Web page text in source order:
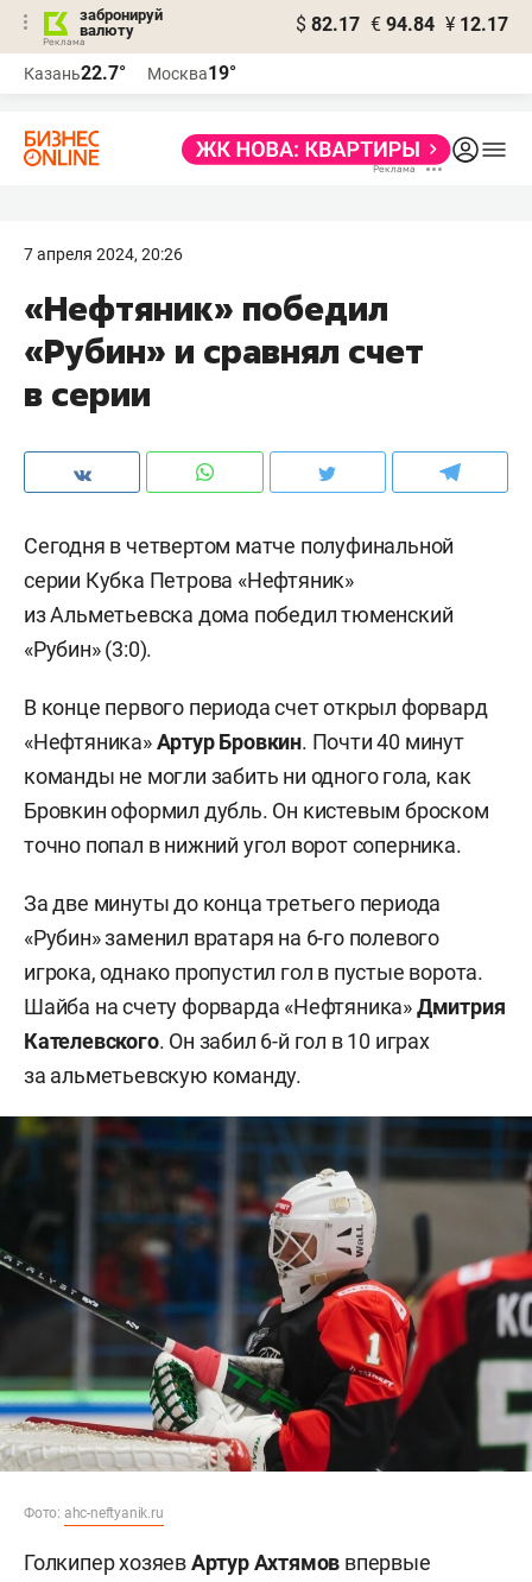
забронируй
валюту
$ 82.17 € 94.84 ¥ 12.17
Казань22.7° Москва19°
7 апреля 2024, 20:26
«Нефтяник» победил
«Рубин» и сравнял счет
в серии
Сегодня в четвертом матче полуфинальной
серии Кубка Петрова «Нефтяник»
из Альметьевска дома победил тюменский
«Рубин» (3:0).
В конце первого периода счет открыл форвард
«Нефтяника»Артур Бровкин. Почти 40 минут
команды не могли забить ни одного гола, как
Бровкин оформил дубль. Он кистевым броском
точно попал в нижний угол ворот соперника.
За две минуты до конца третьего периода
«Рубин» заменил вратаря на 6-го полевого
игрока, однако пропустил гол в пустые ворота.
Шайба на счету форварда «Нефтяника»Дмитрия
Кателевского. Он забил 6-й гол в 10 играх
за альметьевскую команду.
Фото: ahc-neftyanik.ru
Голкипер хозяевАртурАхтямов впервые